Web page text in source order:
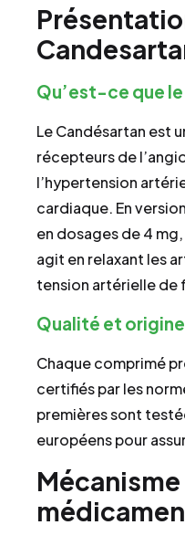
Qu’est-ce que
Le Candésartan est
récepteurs de
l’hypertension
cardiaque. En version
en dosages de 4
agit en relaxant les
tension artérielle de
Qualité et origine
Chaque comprimé
certifiés par les
premières sont
européens pour